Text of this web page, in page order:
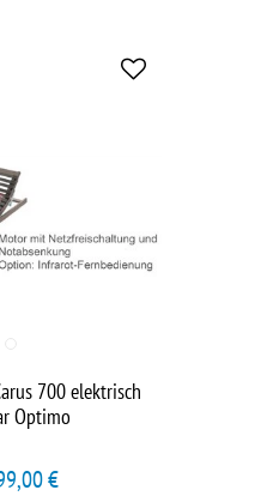
700 elektrisch
Optimo
€